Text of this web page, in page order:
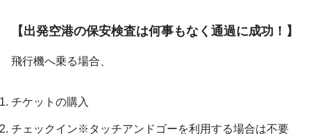
【出発空港の保安検査は何事もなく通過に成功！】
飛行機へ乗る場合、
チケットの購入
チェックイン※タッチアンドゴーを利用する場合は不要